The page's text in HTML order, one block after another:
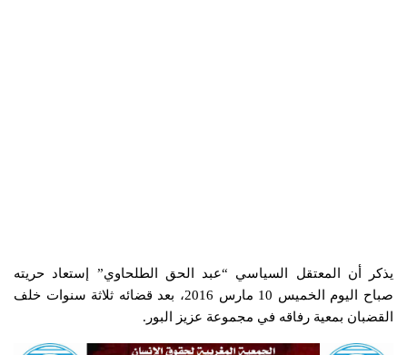
يذكر أن المعتقل السياسي “عبد الحق الطلحاوي” إستعاد حريته
صباح اليوم الخميس 10 مارس 2016، بعد قضائه ثلاثة سنوات خلف
القضبان بمعية رفاقه في مجموعة عزيز البور.